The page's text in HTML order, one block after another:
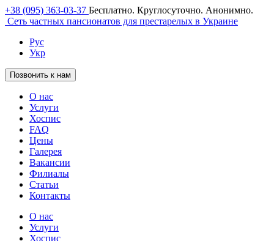
+38 (095) 363-03-37 Бесплатно. Круглосуточно. Анонимно.
Сеть частных пансионатов для престарелых в Украине
Рус
Укр
Позвонить к нам
О нас
Услуги
Хоспис
FAQ
Цены
Галерея
Вакансии
Филиалы
Статьи
Контакты
О нас
Услуги
Хоспис